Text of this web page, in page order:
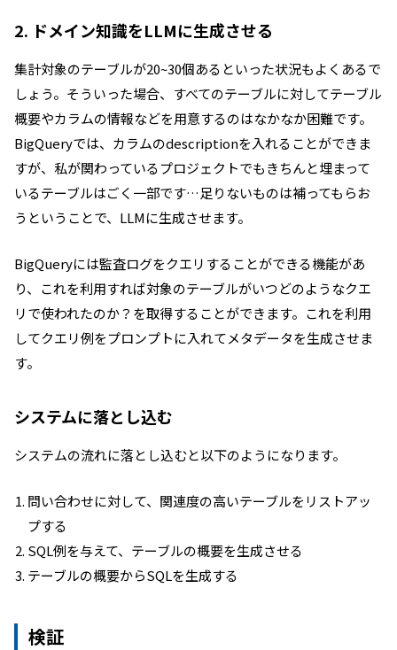
2. ドメイン知識をLLMに生成させる
集計対象のテーブルが20~30個あるといった状況もよくあるで
しょう。そういった場合、すべてのテーブルに対してテーブル
概要やカラムの情報などを用意するのはなかなか困難です。
BigQueryでは、カラムのdescriptionを入れることができま
すが、私が関わっているプロジェクトでもきちんと埋まって
いるテーブルはごく一部です…足りないものは補ってもらお
うということで、LLMに生成させます。
BigQueryには監査ログをクエリすることができる機能があ
り、これを利用すれば対象のテーブルがいつどのようなクエ
リで使われたのか？を取得することができます。これを利用
してクエリ例をプロンプトに入れてメタデータを生成させま
す。
システムに落とし込む
システムの流れに落とし込むと以下のようになります。
問い合わせに対して、関連度の高いテーブルをリストアッ
プする
SQL例を与えて、テーブルの概要を生成させる
テーブルの概要からSQLを生成する
検証